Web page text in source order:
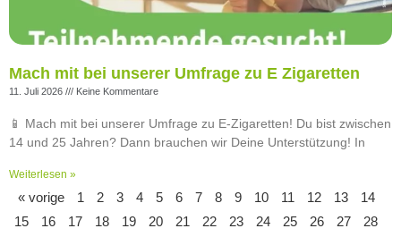
Mach mit bei unserer Umfrage zu E Zigaretten
11. Juli 2026 Keine Kommentare
📱 Mach mit bei unserer Umfrage zu E-Zigaretten! Du bist zwischen
14 und 25 Jahren? Dann brauchen wir Deine Unterstützung! In
Weiterlesen »
« vorige 1 2 3 4 5 6 7 8 9 10 11 12 13
14
15
16 17 18 19 20 21 22 23 24 25 26 27
28